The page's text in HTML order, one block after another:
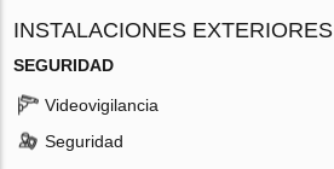
INSTALACIONES EXTERIORES
SEGURIDAD
Videovigilancia
Seguridad